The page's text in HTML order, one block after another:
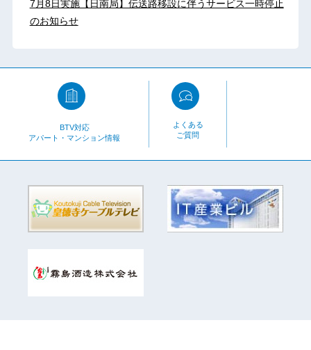
7月8日実施【日南局】伝送路移設に伴うサービス一時停止
のお知らせ
BTV対応
アパート・マンション情報
よくある
ご質問